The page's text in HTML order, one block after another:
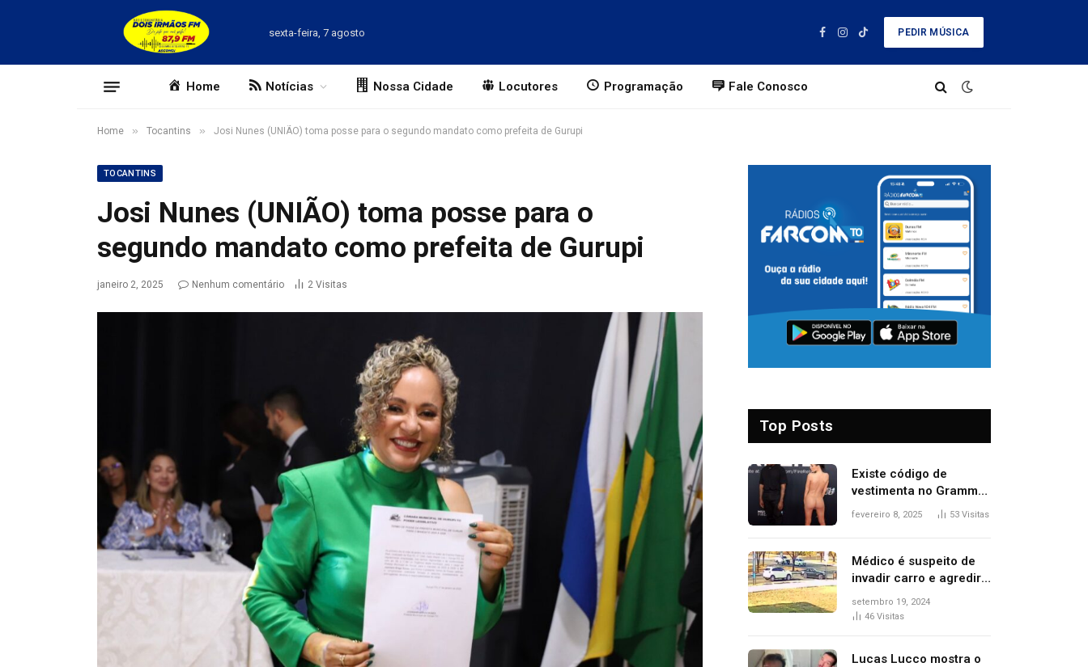
sexta-feira, 7 agosto
Facebook
Instagram
TikTok
PEDIR MÚSICA
Home Notícias Nossa Cidade Locutores Programação Fale Conosco
Home » Tocantins » Josi Nunes (UNIÃO) toma posse para o segundo mandato como prefeita de Gurupi
TOCANTINS
Josi Nunes (UNIÃO) toma posse para o
segundo mandato como prefeita de Gurupi
janeiro 2, 2025 Nenhum comentário 2 Visitas
Top Posts
Existe código de
vestimenta no Grammy?
Questionamento surgiu
aparecer nua na
premiação
fevereiro 8, 2025 53 Visitas
Médico é suspeito de
invadir carro e agredir
delegado aposentado
durante confusão no
setembro 19, 2024
46 Visitas
Lucas Lucco mostra o